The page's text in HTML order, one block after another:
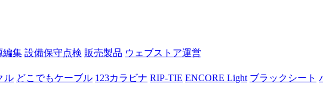
編集 設備保守点検 販売製品 ウェブストア運営
ル どこでもケーブル 123カラビナ RIP-TIE ENCORE Light ブラックシート